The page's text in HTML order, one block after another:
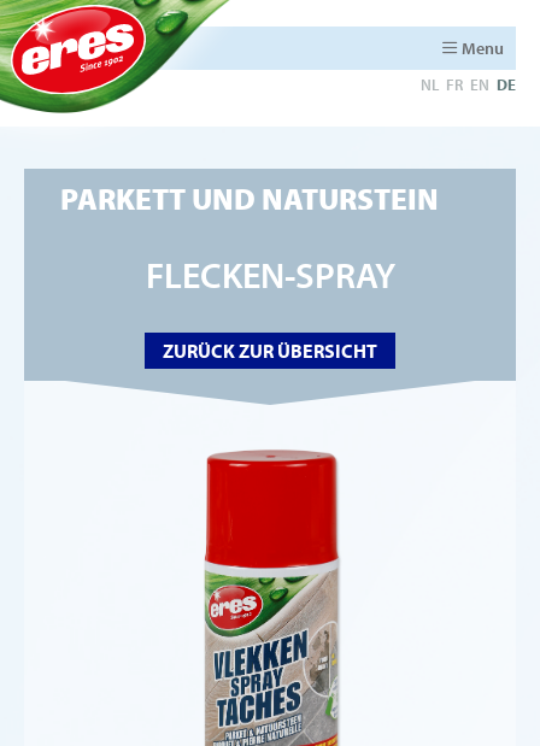
Menu
NL FR EN DE
PARKETT UND NATURSTEIN
FLECKEN-SPRAY
ZURÜCK ZUR ÜBERSICHT